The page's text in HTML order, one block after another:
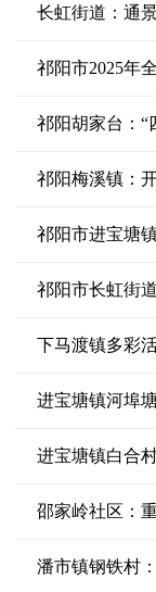
长虹街道：通
祁阳市2025年
祁阳胡家台：“
祁阳梅溪镇：
祁阳市进宝塘
祁阳市长虹街
下马渡镇多彩
进宝塘镇河埠
进宝塘镇白合
邵家岭社区：
潘市镇钢铁村